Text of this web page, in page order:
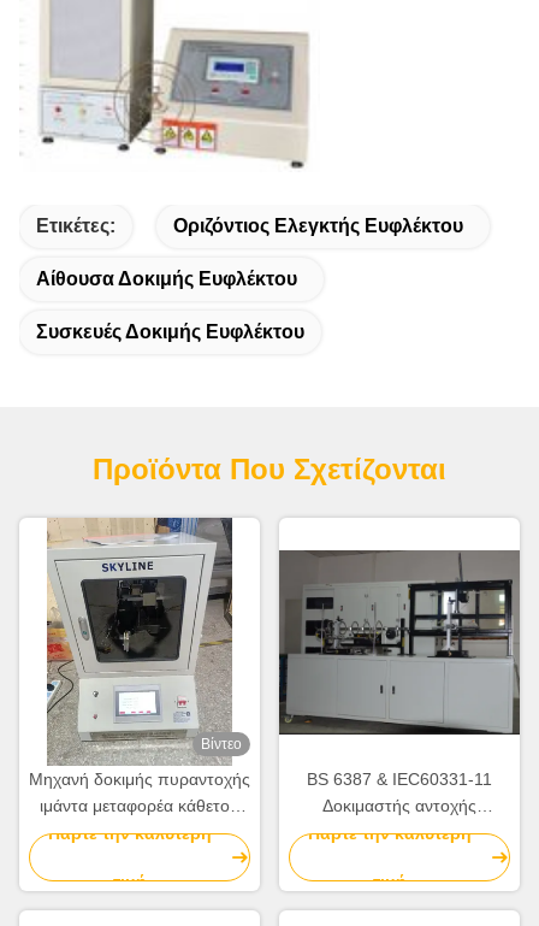
Ετικέτες: Οριζόντιος Ελεγκτής Ευφλέκτου
Αίθουσα Δοκιμής Ευφλέκτου
Συσκευές Δοκιμής Ευφλέκτου
Προϊόντα Που Σχετίζονται
Βίντεο
Μηχανή δοκιμής πυραντοχής
ιμάντα μεταφορέα κάθετου
τύπου, συμμόρφωση ISO
Πάρτε την καλύτερη
τιμή
BS 6387 & IEC60331-11
Δοκιμαστής αντοχής
καλωδίων και καλωδίων σε
Πάρτε την καλύτερη
τιμή